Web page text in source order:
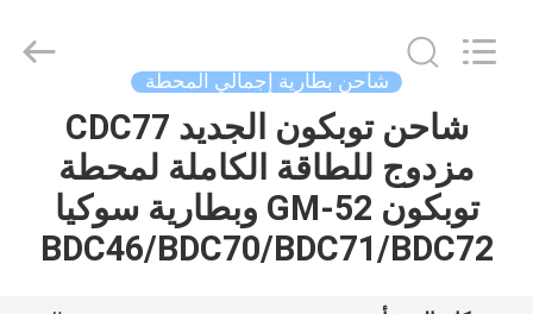
منزل،
منتجات
Instrument
Co.,Ltd.
شاحن بطارية إجمالي المحطة
شاحن توبكون الجديد CDC77
مزدوج للطاقة الكاملة لمحطة
توبكون GM-52 وبطارية سوكيا
BDC46/BDC70/BDC71/BDC72